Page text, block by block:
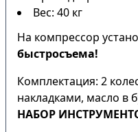
Вес: 40 кг
На компрессор
быстросъема!
Комплектация: 2
накладками, масло в
НАБОР